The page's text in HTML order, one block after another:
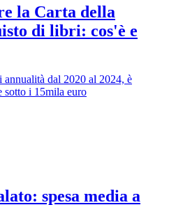
la Carta della
di libri: cos'è e
dal 2020 al 2024, è
sotto i 15mila euro
spesa media a